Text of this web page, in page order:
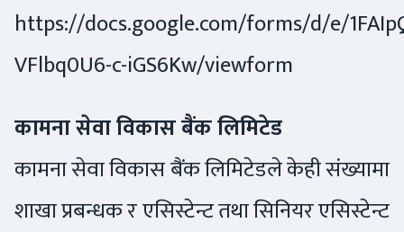
https://docs.google.com/forms/d/e/
VFlbq0U6-c-iGS6Kw/viewform
कामना सेवा विकास बैंक लिमिटेड
कामना सेवा विकास बैंक लिमिटेडले केही संख्यामा
शाखा प्रबन्धक र एसिस्टेन्ट तथा सिनियर एसिस्टेन्ट